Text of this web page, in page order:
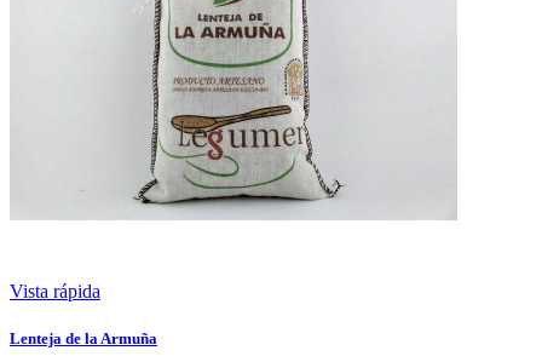
Vista rápida
Lenteja de la Armuña